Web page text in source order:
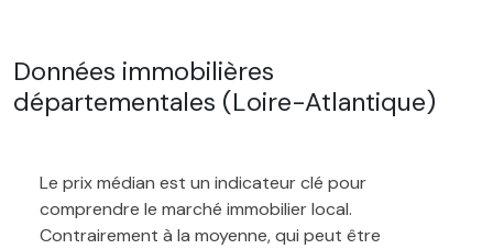
Données immobilières
départementales (Loire-Atlantique)
Le prix médian est un indicateur clé pour
comprendre le marché immobilier local.
Contrairement à la moyenne, qui peut être